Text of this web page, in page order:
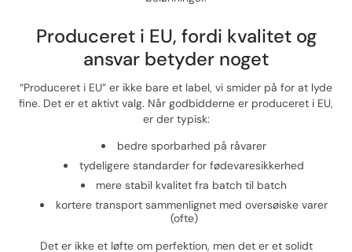
Produceret i EU, fordi kvalitet og
ansvar betyder noget
“Produceret i EU” er ikke bare et label, vi smider på for at lyde
fine. Det er et aktivt valg. Når godbidderne er produceret i EU,
er der typisk:
bedre sporbarhed på råvarer
tydeligere standarder for fødevaresikkerhed
mere stabil kvalitet fra batch til batch
kortere transport sammenlignet med oversøiske varer
(ofte)
Det er ikke et løfte om perfektion, men det er et solidt